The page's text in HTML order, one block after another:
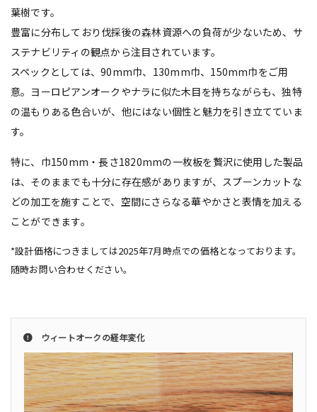
葉樹です。
豊富に分布しており伐採後の森林資源への負荷が少ないため、サ
ステナビリティの観点から注目されています。
スペックとしては、90mm巾、130mm巾、150mm巾をご用
意。ヨーロピアンオークやナラに似た木目を持ちながらも、独特
の温もりある色合いが、他にはない個性と魅力を引き立てていま
す。
特に、巾150mm・長さ1820mmの一枚板を贅沢に使用した製品
は、そのままでも十分に存在感がありますが、スプーンカットな
どの加工を施すことで、空間にさらなる華やかさと表情を加える
ことができます。
*設計価格につきましては2025年7月時点での価格となっております。
随時お問い合わせください。
ウィートオークの経年変化